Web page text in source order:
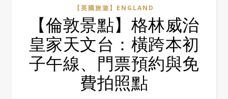
【英國旅遊】ENGLAND
【倫敦景點】格林威治
皇家天文台：橫跨本初
子午線、門票預約與免
費拍照點